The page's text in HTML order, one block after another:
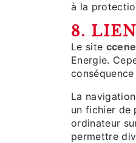
à la
8.
Le site
Energie.
La
un fichier de
ordinateur
permettre